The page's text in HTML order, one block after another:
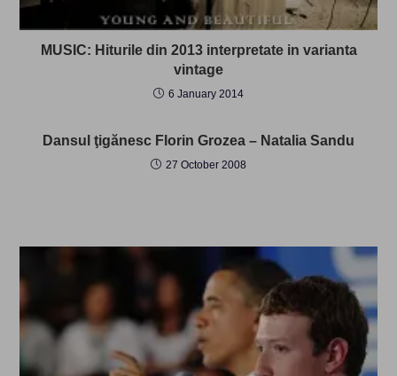
MUSIC: Hiturile din 2013 interpretate in varianta
vintage
6 January 2014
Dansul ţigănesc Florin Grozea – Natalia Sandu
27 October 2008